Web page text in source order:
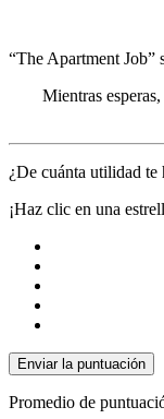
“The Apartment Job”
Mientras
¿De cuánta utilidad te
¡Haz clic en una
Enviar la puntuación
Promedio de